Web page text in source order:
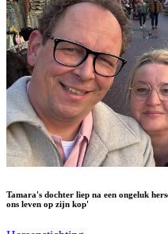
Tamara's dochter liep na een ongeluk
ons leven op zijn kop'